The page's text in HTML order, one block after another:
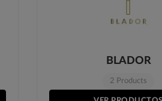
BLADOR
2 Products